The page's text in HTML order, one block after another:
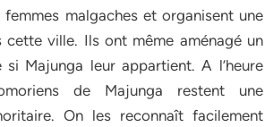
malgaches et organisent une
cette ville. Ils ont même aménagé un
si Majunga leur appartient. A l’heure
de Majunga restent une
On les reconnaît facilement